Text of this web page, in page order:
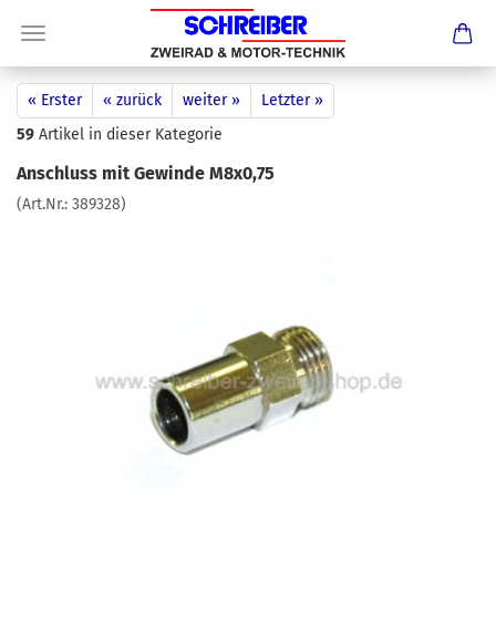
« Erster « zurück weiter »
Letzter »
59 Artikel in dieser Kategorie
Anschluss mit Gewinde M8x0,75
(Art.Nr.: 389328)